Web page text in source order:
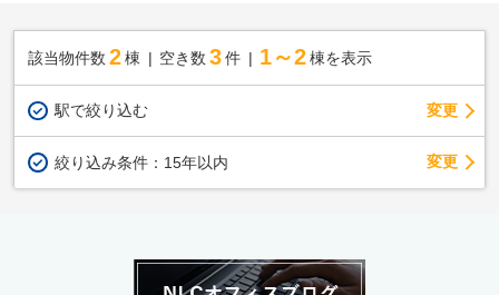
該当物件数 2棟 空き数 3 件 1～2 棟を表示
駅で絞り込む 変更
絞り込み条件： 15年以内 変更